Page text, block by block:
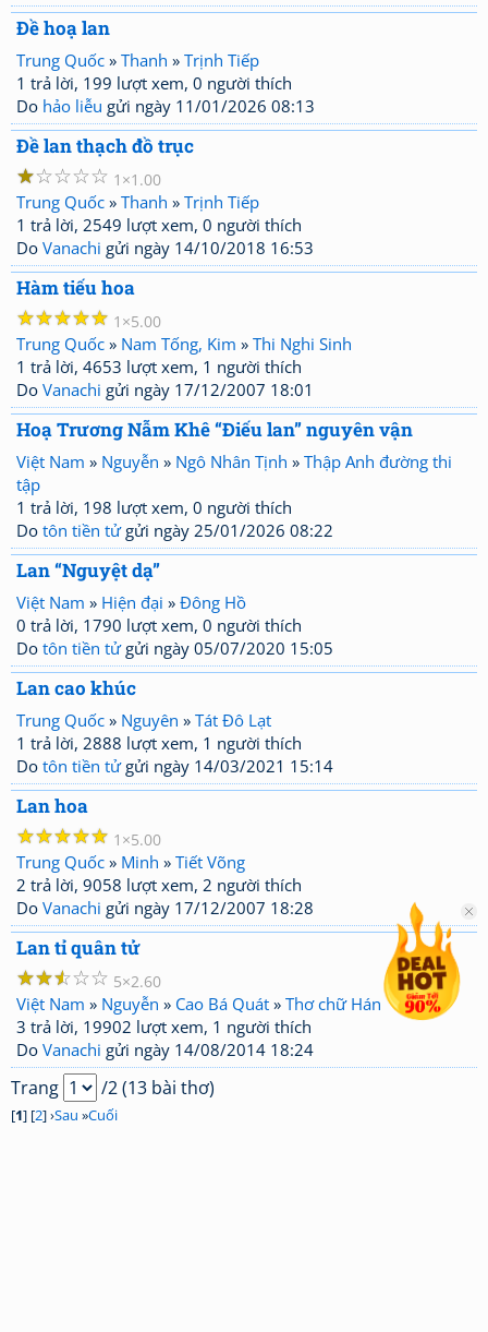
Đề hoạ lan
Trung Quốc » Thanh » Trịnh Tiếp
1 trả lời, 199 lượt xem, 0 người thích
Do hảo liễu gửi ngày 11/01/2026 08:13
Đề lan thạch đồ trục
☆
☆
☆
☆
☆ 1 1.00
Trung Quốc » Thanh » Trịnh Tiếp
1 trả lời, 2549 lượt xem, 0 người thích
Do Vanachi gửi ngày 14/10/2018 16:53
Hàm tiếu hoa
☆
☆
☆
☆
☆ 1 5.00
Trung Quốc » Nam Tống, Kim » Thi Nghi Sinh
1 trả lời, 4653 lượt xem, 1 người thích
Do Vanachi gửi ngày 17/12/2007 18:01
Hoạ Trương Nẫm Khê “Điếu lan” nguyên vận
Việt Nam » Nguyễn » Ngô Nhân Tịnh » Thập Anh đường thi
tập
1 trả lời, 198 lượt xem, 0 người thích
Do tôn tiền tửgửi ngày 25/01/2026 08:22
Lan “Nguyệt dạ”
Việt Nam » Hiện đại » Đông Hồ
0 trả lời, 1790 lượt xem, 0 người thích
Do tôn tiền tửgửi ngày 05/07/2020 15:05
Lan cao khúc
Trung Quốc » Nguyên » Tát Đô Lạt
1 trả lời, 2888 lượt xem, 1 người thích
Do tôn tiền tửgửi ngày 14/03/2021 15:14
Lan hoa
☆
☆
☆
☆
☆ 1 5.00
Trung Quốc » Minh » Tiết Võng
2 trả lời, 9058 lượt xem, 2 người thích
Do Vanachi gửi ngày 17/12/2007 18:28
Lan tỉ quân tử
☆
☆
☆
☆
☆ 5 2.60
Việt Nam » Nguyễn » Cao Bá Quát » Thơ chữ Hán
3 trả lời, 19902 lượt xem, 1 người thích
Do Vanachi gửi ngày 14/08/2014 18:24
Trang /2 (13 bài thơ)
[1] [2] ›Sau »Cuối